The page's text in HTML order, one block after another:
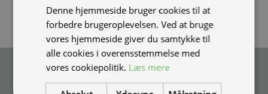
Tilmeld nyhedsmail
Vær blandt de første til at modtage info om nye produkter, tilbud,
Denne hjemmeside bruger cookies til at
forbedre brugeroplevelsen. Ved at bruge
vores hjemmeside giver du samtykke til
alle cookies i overensstemmelse med
vores cookiepolitik. Læs mere